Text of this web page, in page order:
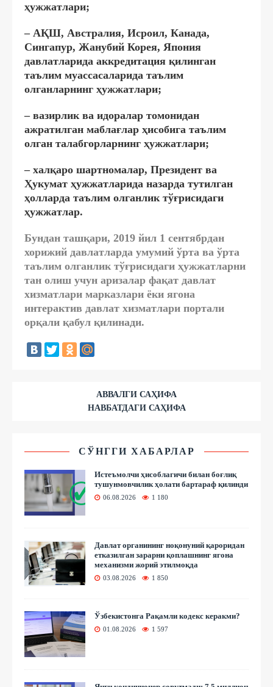
ҳужжатлари;
– АҚШ, Австралия, Исроил, Канада,
Сингапур, Жанубий Корея, Япония
давлатларида аккредитация қилинган
таълим муассасаларида таълим
олганларнинг ҳужжатлари;
– вазирлик ва идоралар томонидан
ажратилган маблағлар ҳисобига таълим
олган талабгорларнинг ҳужжатлари;
– халқаро шартномалар, Президент ва
Ҳукумат ҳужжатларида назарда тутилган
ҳолларда таълим олганлик тўғрисидаги
ҳужжатлар.
Бундан ташқари, 2019 йил 1 сентябрдан
хорижий давлатларда умумий ўрта ва ўрта
таълим олганлик тўғрисидаги ҳужжатларни
тан олиш учун аризалар фақат давлат
хизматлари марказлари ёки ягона
интерактив давлат хизматлари портали
орқали қабул қилинади.
АВВАЛГИ САҲИФА
НАВБАТДАГИ САҲИФА
СЎНГГИ ХАБАРЛАР
Истеъмолчи ҳисоблагичи билан боғлиқ
тушунмовчилик ҳолати бартараф қилинди
06.08.2026 1 180
Давлат органининг ноқонуний қароридан
етказилган зарарни қоплашнинг ягона
механизми жорий этилмоқда
03.08.2026 1 850
Ўзбекистонга Рақамли кодекс керакми?
01.08.2026 1 597